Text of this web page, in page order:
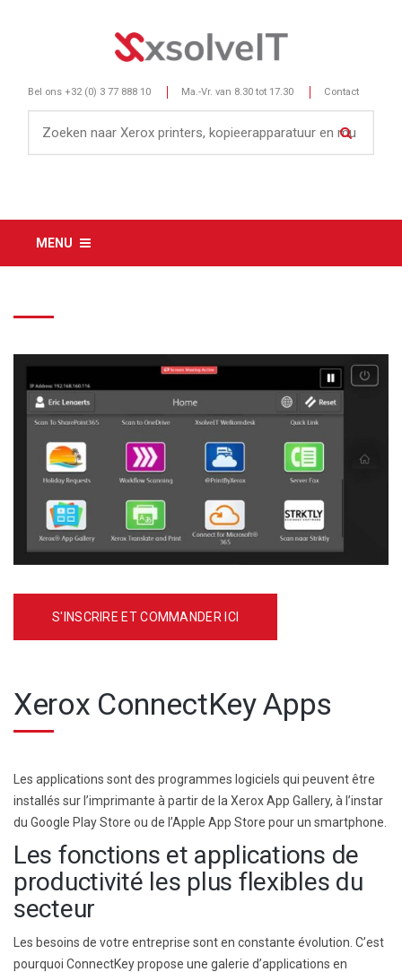
Bel ons +32 (0) 3 77 888 10 Ma.-Vr. van 8.30 tot 17.30 Contact
MENU
S'INSCRIRE ET COMMANDER ICI
Xerox ConnectKey Apps
Les applications sont des programmes logiciels qui peuvent être
installés sur l’imprimante à partir de la Xerox App Gallery, à l’instar
du Google Play Store ou de l’Apple App Store pour un smartphone.
Les fonctions et applications de
productivité les plus flexibles du
secteur
Les besoins de votre entreprise sont en constante évolution. C’est
pourquoi ConnectKey propose une galerie d’applications en